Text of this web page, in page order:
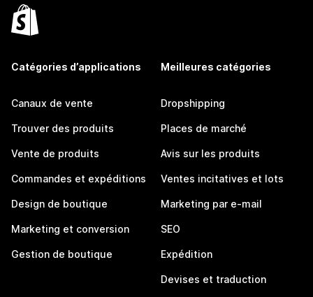
Catégories d’applications
Canaux de vente
Trouver des produits
Vente de produits
Commandes et expéditions
Design de boutique
Marketing et conversion
Gestion de boutique
Meilleures catégories
Dropshipping
Places de marché
Avis sur les produits
Ventes incitatives et lots
Marketing par e-mail
SEO
Expédition
Devises et traduction